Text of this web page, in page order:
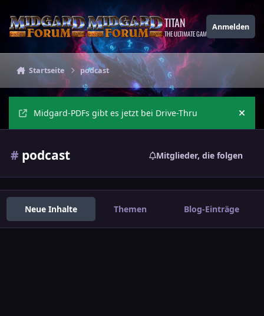
TITAN
THE ULTIMATE GAMING THEME
Anmelden
Startseite podcast
Midgard-PDFs gibt es jetzt bei Drive-Thru
# podcast Mitglieder, die folgen
Neue Inhalte Themen Blog-Einträge